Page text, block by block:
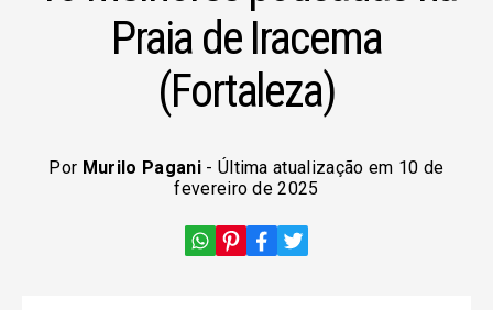
Praia de Iracema
(Fortaleza)
Por Murilo Pagani- Última atualização em 10 de
fevereiro de 2025